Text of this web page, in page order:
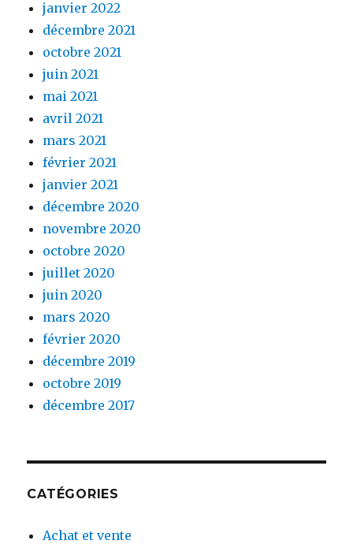
janvier 2022
décembre 2021
octobre 2021
juin 2021
mai 2021
avril 2021
mars 2021
février 2021
janvier 2021
décembre 2020
novembre 2020
octobre 2020
juillet 2020
juin 2020
mars 2020
février 2020
décembre 2019
octobre 2019
décembre 2017
CATÉGORIES
Achat et vente